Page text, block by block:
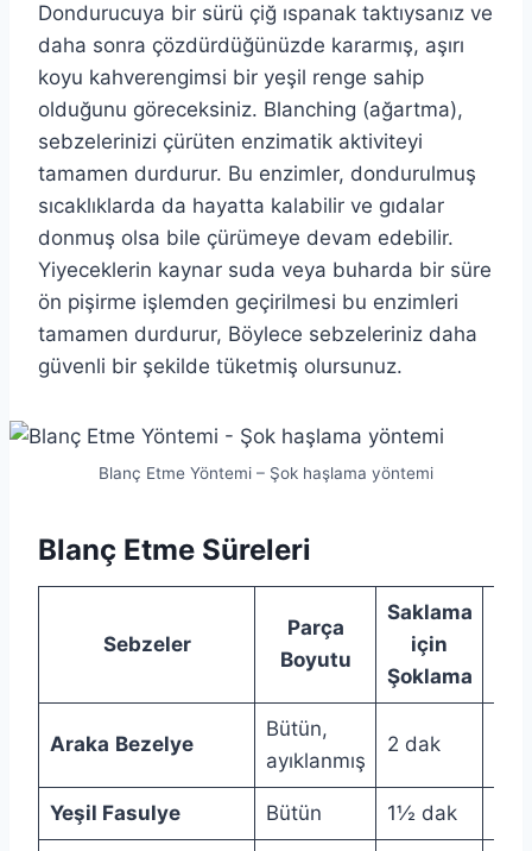
Dondurucuya bir sürü çiğ ıspanak taktıysanız ve
daha sonra çözdürdüğünüzde kararmış, aşırı
koyu kahverengimsi bir yeşil renge sahip
olduğunu göreceksiniz. Blanching (ağartma),
sebzelerinizi çürüten enzimatik aktiviteyi
tamamen durdurur. Bu enzimler, dondurulmuş
sıcaklıklarda da hayatta kalabilir ve gıdalar
donmuş olsa bile çürümeye devam edebilir.
Yiyeceklerin kaynar suda veya buharda bir süre
ön pişirme işlemden geçirilmesi bu enzimleri
tamamen durdurur, Böylece sebzeleriniz daha
güvenli bir şekilde tüketmiş olursunuz.
Blanç Etme Yöntemi – Şok haşlama yöntemi
Blanç Etme Süreleri
Sebzeler
Parça
Boyutu
Saklama
için
Şoklama
Araka Bezelye
Bütün,
ayıklanmış
2 dak
Yeşil Fasulye Bütün 1½ dak